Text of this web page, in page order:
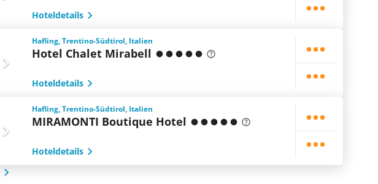
Hoteldetails
Hafling, Trentino-Südtirol, Italien
Hotel Chalet Mirabell
Hoteldetails
Hafling, Trentino-Südtirol, Italien
MIRAMONTI Boutique Hotel
Hoteldetails